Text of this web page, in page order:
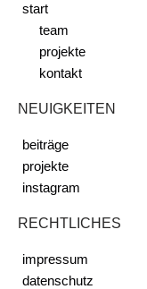
start
team
projekte
kontakt
NEUIGKEITEN
beiträge
projekte
instagram
RECHTLICHES
impressum
datenschutz